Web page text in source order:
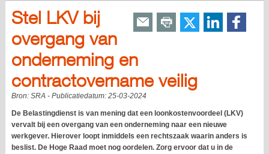
Stel LKV bij
overgang van
onderneming en
contractovername veilig
Bron: SRA- Publicatiedatum: 25-03-2024
De Belastingdienst is van mening dat een loonkostenvoordeel (LKV)
vervalt bij een overgang van een onderneming naar een nieuwe
werkgever. Hierover loopt inmiddels een rechtszaak waarin anders is
beslist. De Hoge Raad moet nog oordelen. Zorg ervoor dat u in de